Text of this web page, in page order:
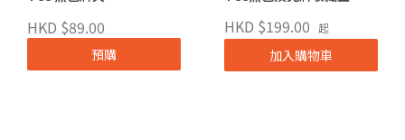
HKD $89.00
預購
HKD $199.00 起
加入購物車